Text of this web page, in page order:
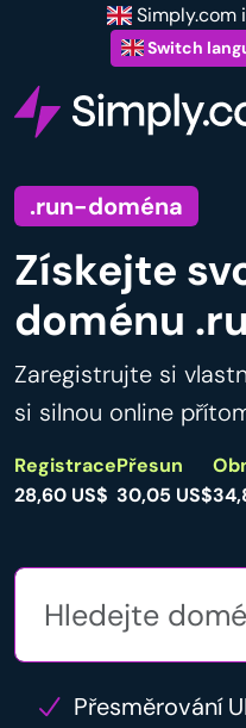
Simply.com
Switch
.run-doména
Získejte
doménu
Zaregistrujte si
si silnou online
Registrace
28,60 US$
Přesun
30,05 US$
Přesměrování